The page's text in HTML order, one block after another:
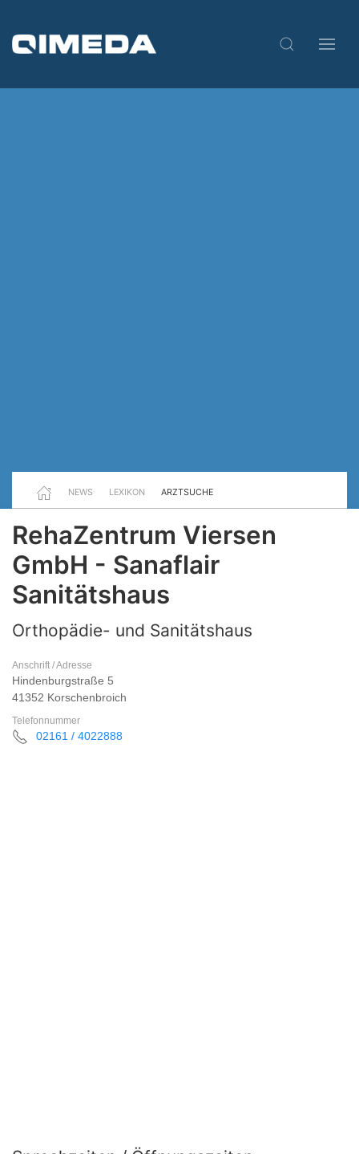
NEWS LEXIKON ARZTSUCHE
RehaZentrum Viersen
GmbH - Sanaflair
Sanitätshaus
Orthopädie- und Sanitätshaus
Anschrift / Adresse
Hindenburgstraße 5
41352 Korschenbroich
Telefonnummer
02161 / 4022888